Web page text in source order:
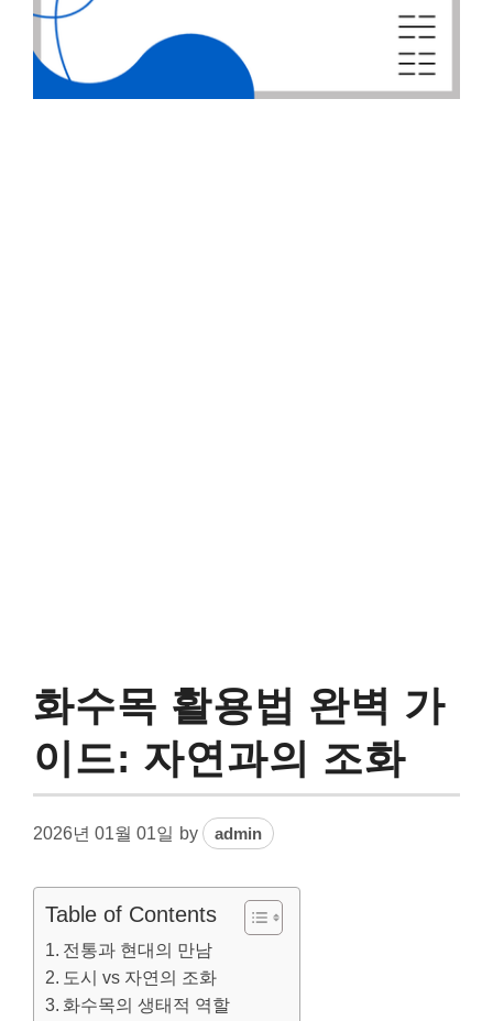
화수목 활용법 완벽 가
이드: 자연과의 조화
2026년 01월 01일 by admin
Table of Contents
전통과 현대의 만남
도시 vs 자연의 조화
화수목의 생태적 역할